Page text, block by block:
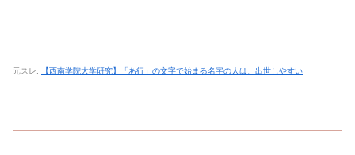
元スレ: 【西南学院大学研究】「あ行」の文字で始まる名字の人は、出世しやすい